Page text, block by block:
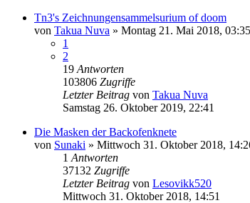
Tn3's Zeichnungensammelsurium of doom
von Takua Nuva » Montag 21. Mai 2018, 03:35
1
2
19 Antworten
103806 Zugriffe
Letzter Beitrag von Takua Nuva
Samstag 26. Oktober 2019, 22:41
Die Masken der Backofenknete
von Sunaki » Mittwoch 31. Oktober 2018,
1 Antworten
37132 Zugriffe
Letzter Beitrag von Lesovikk520
Mittwoch 31. Oktober 2018, 14:51